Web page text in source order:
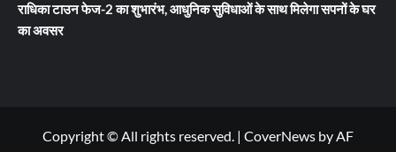
राधिका टाउन फेज-2 का शुभारंभ, आधुनिक सुविधाओं के साथ मिलेगा सपनों के घर
का अवसर
Copyright © All rights reserved. | CoverNews by AF